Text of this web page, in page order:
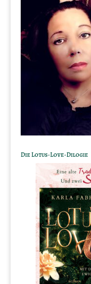
Die Lotus-Love-Dilogie